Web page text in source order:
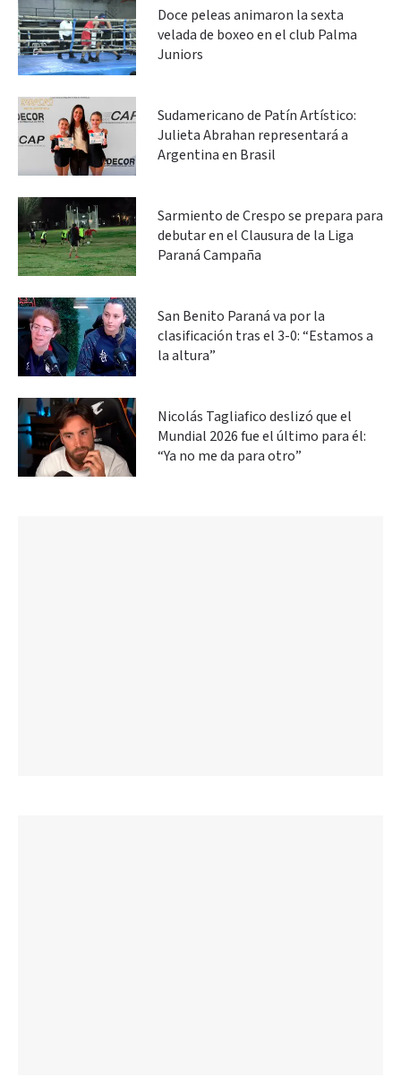
Doce peleas animaron la sexta
velada de boxeo en el club Palma
Juniors
Sudamericano de Patín Artístico:
Julieta Abrahan representará a
Argentina en Brasil
Sarmiento de Crespo se prepara para
debutar en el Clausura de la Liga
Paraná Campaña
San Benito Paraná va por la
clasificación tras el 3-0: “Estamos a
la altura”
Nicolás Tagliafico deslizó que el
Mundial 2026 fue el último para él:
“Ya no me da para otro”